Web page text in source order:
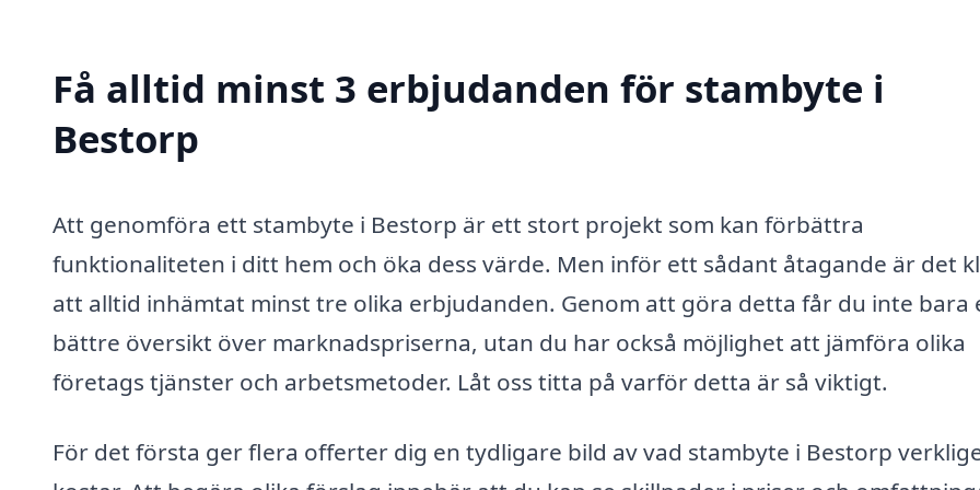
Få alltid minst 3 erbjudanden för stambyte i
Bestorp
Att genomföra ett stambyte i Bestorp är ett stort projekt som kan förbättra
funktionaliteten i ditt hem och öka dess värde. Men inför ett sådant åtagande är det
att alltid inhämtat minst tre olika erbjudanden. Genom att göra detta får du inte bara
bättre översikt över marknadspriserna, utan du har också möjlighet att jämföra olika
företags tjänster och arbetsmetoder. Låt oss titta på varför detta är så viktigt.
För det första ger flera offerter dig en tydligare bild av vad stambyte i Bestorp